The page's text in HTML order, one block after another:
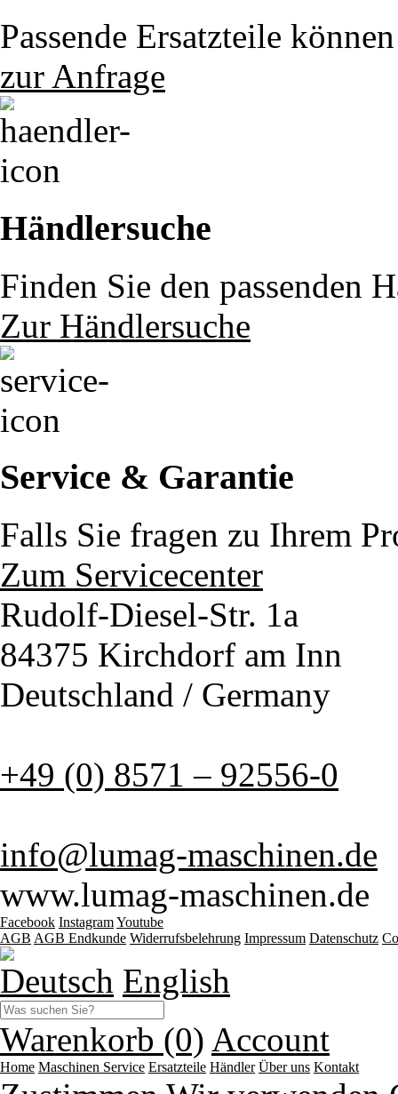
Passende Ersatzteile
zur Anfrage
Händlersuche
Finden Sie den passenden
Zur Händlersuche
Service & Garantie
Falls Sie fragen zu Ihrem
Zum Servicecenter
Rudolf-Diesel-Str. 1a
84375 Kirchdorf am Inn
Deutschland / Germany
+49 (0) 8571 – 92556-0
info@lumag-maschinen.de
www.lumag-maschinen.de
Facebook InstagramYoutube
AGB AGB Endkunde Widerrufsbelehrung Impressum Datenschutz
Deutsch English
Warenkorb (0) Account
Home Maschinen Service Ersatzteile Händler Über uns Kontakt